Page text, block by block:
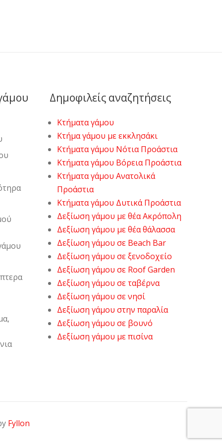
Δημοφιλείς αναζητήσεις
Κτήματα γάμου
Κτήμα γάμου με εκκλησάκι
Κτήματα γάμου Νότια Προάστια
Κτήματα γάμου Βόρεια Προάστια
Κτήματα γάμου Ανατολικά
Προάστια
Κτήματα γάμου Δυτικά Προάστια
Δεξίωση γάμου με θέα Ακρόπολη
Δεξίωση γάμου με θέα θάλασσα
Δεξίωση γάμου σε Beach Bar
Δεξίωση γάμου σε ξενοδοχείο
Δεξίωση γάμου σε Roof Garden
Δεξίωση γάμου σε ταβέρνα
Δεξίωση γάμου σε νησί
Δεξίωση γάμου στην παραλία
Δεξίωση γάμου σε βουνό
Δεξίωση γάμου με πισίνα
Fyllon